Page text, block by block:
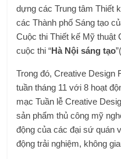
dựng các Trung tâm Thiết
các Thành phố Sáng tạo
Cuộc thi Thiết kế Mỹ thuật
cuộc thi “Hà Nội sáng tạo
Trong đó, Creative Design
tuần tháng 11 với 8 hoạt
mạc Tuần lễ Creative
sản phẩm thủ công mỹ
động của các đại sứ quán
động trải nghiệm, không